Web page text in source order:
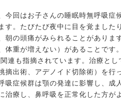
今回はお子さんの睡眠時無呼吸症
す。たびたび夜中に目を覚ました
の頭痛がみられることがありま
重が増えない）があることです
連も指摘されています。治療とし
出術、アデノイド切除術）を行
症候群は顎の発達に影響し、成
療し、鼻呼吸を正常化した方が